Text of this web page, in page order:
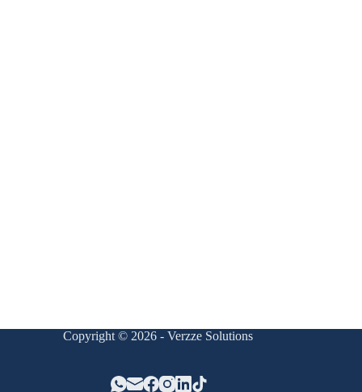
Copyright © 2026 - Verzze Solutions